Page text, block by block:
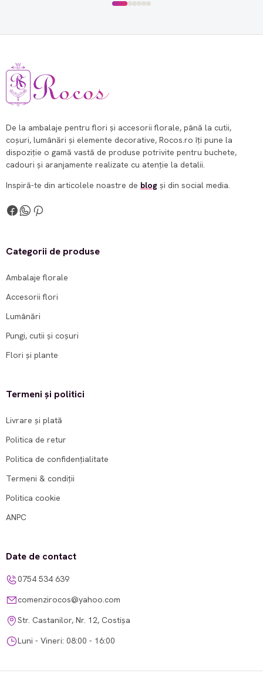
De la ambalaje pentru flori și accesorii florale, până la cutii,
coșuri, lumânări și elemente decorative, Rocos.ro îți pune la
dispoziție o gamă vastă de produse potrivite pentru buchete,
cadouri și aranjamente realizate cu atenție la detalii.
Inspiră-te din articolele noastre de blog și din social media.
Categorii de produse
Ambalaje florale
Accesorii flori
Lumânări
Pungi, cutii și coșuri
Flori și plante
Termeni și politici
Livrare și plată
Politica de retur
Politica de confidențialitate
Termeni & condiții
Politica cookie
ANPC
Date de contact
0754 534 639
comenzirocos@yahoo.com
Str. Castanilor, Nr. 12, Costișa
Luni - Vineri: 08:00 - 16:00